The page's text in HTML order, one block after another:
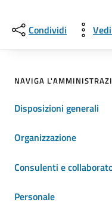
Condividi
NAVIGA
Disposizioni generali
Organizzazione
Consulenti e
Personale